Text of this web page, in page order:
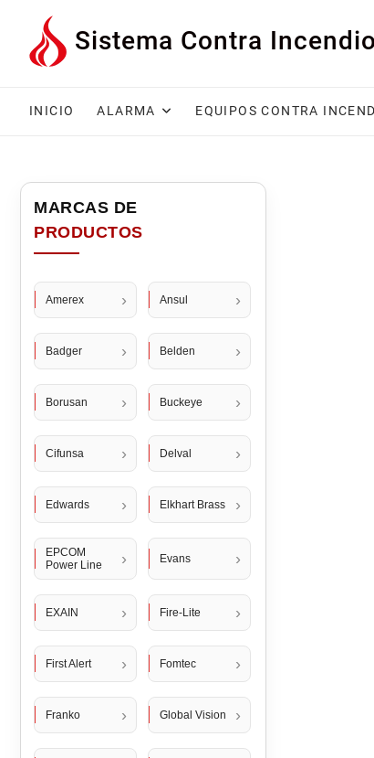
contenido
Sistema Contra Incendio
INICIO ALARMA EQUIPOS CONTRA
Amerex Ansul
Badger Belden
Borusan Buckeye
Cifunsa Delval
Edwards Elkhart Brass
EPCOM
Power Line
Evans
EXAIN Fire-Lite
First Alert Fomtec
Franko Global Vision